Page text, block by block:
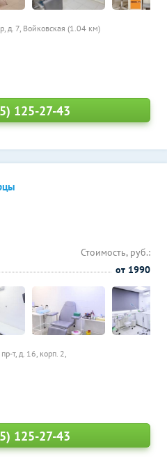
д. 7, Войковская (1.04 км)
125-27-43
т, д. 16, корп. 2,
Стоимость, руб.:
от 1990
125-27-43